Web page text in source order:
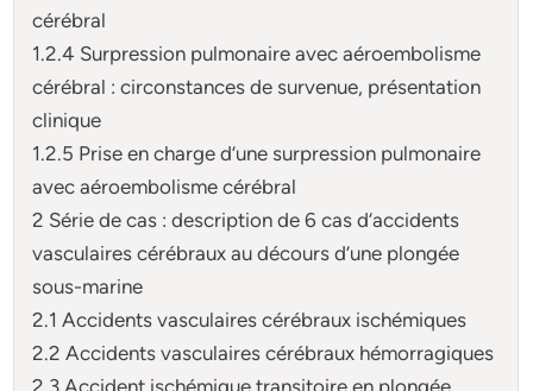
cérébral
1.2.4 Surpression pulmonaire avec aéroembolisme
cérébral : circonstances de survenue, présentation
clinique
1.2.5 Prise en charge d’une surpression pulmonaire
avec aéroembolisme cérébral
2 Série de cas : description de 6 cas d’accidents
vasculaires cérébraux au décours d’une plongée
sous-marine
2.1 Accidents vasculaires cérébraux ischémiques
2.2 Accidents vasculaires cérébraux hémorragiques
2.3 Accident ischémique transitoire en plongée